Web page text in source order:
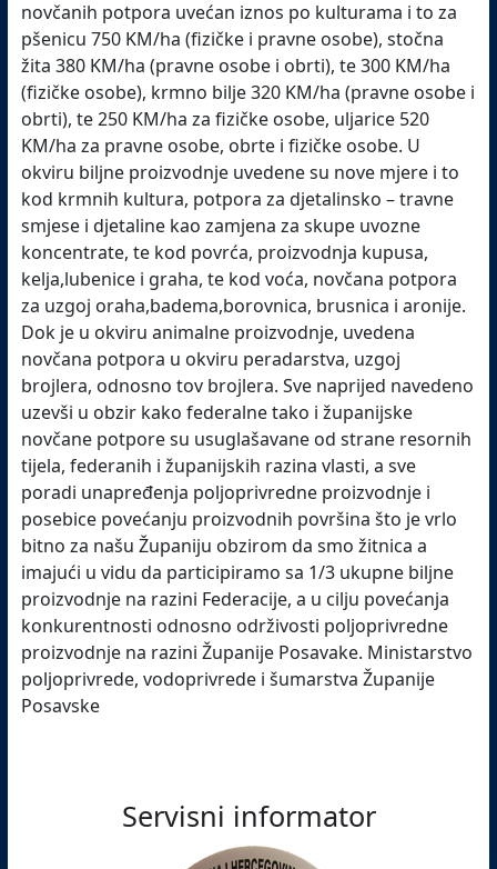
novčanih potpora uvećan iznos po kulturama i to za
pšenicu 750 KM/ha (fizičke i pravne osobe), stočna
žita 380 KM/ha (pravne osobe i obrti), te 300 KM/ha
(fizičke osobe), krmno bilje 320 KM/ha (pravne osobe i
obrti), te 250 KM/ha za fizičke osobe, uljarice 520
KM/ha za pravne osobe, obrte i fizičke osobe. U
okviru biljne proizvodnje uvedene su nove mjere i to
kod krmnih kultura, potpora za djetalinsko – travne
smjese i djetaline kao zamjena za skupe uvozne
koncentrate, te kod povrća, proizvodnja kupusa,
kelja,lubenice i graha, te kod voća, novčana potpora
za uzgoj oraha,badema,borovnica, brusnica i aronije.
Dok je u okviru animalne proizvodnje, uvedena
novčana potpora u okviru peradarstva, uzgoj
brojlera, odnosno tov brojlera.Sve naprijed navedeno
uzevši u obzir kako federalne tako i županijske
novčane potpore su usuglašavane od strane resornih
tijela, federanih i županijskih razina vlasti, a sve
poradi unapređenja poljoprivredne proizvodnje i
posebice povećanju proizvodnih površina što je vrlo
bitno za našu Županiju obzirom da smo žitnica a
imajući u vidu da participiramo sa 1/3 ukupne biljne
proizvodnje na razini Federacije, a u cilju povećanja
konkurentnosti odnosno održivosti poljoprivredne
proizvodnje na razini Županije Posavake. Ministarstvo
poljoprivrede, vodoprivrede i šumarstva Županije
Posavske
Servisni informator